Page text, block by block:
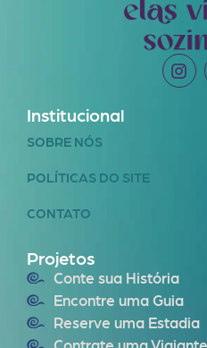
Institucional
SOBRE NÓS
POLÍTICAS DO SITE
CONTATO
Projetos
Conte sua História
Encontre uma Guia
Reserve uma Estadia